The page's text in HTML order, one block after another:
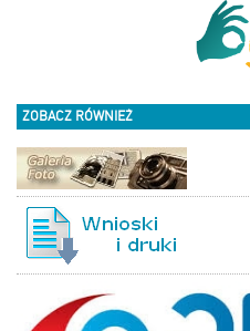
ZOBACZ RÓWNIEŻ